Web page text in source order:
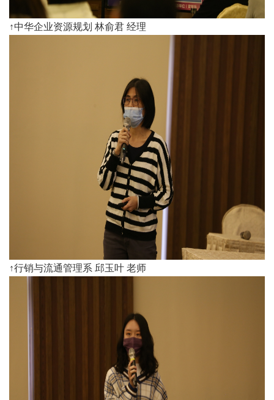
↑中华企业资源规划 林俞君 经理
↑行销与流通管理系 邱玉叶 老师